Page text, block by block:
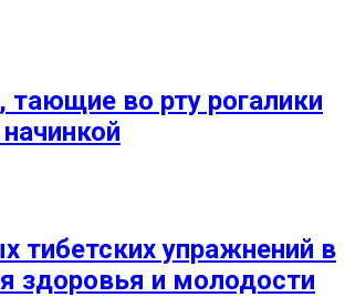
тающие во рту рогалики
тибетских упражнений в
здоровья и молодости